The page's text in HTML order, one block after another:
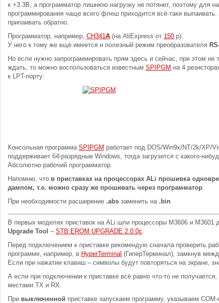
к +3.3В, а программатор лишнюю нагрузку не потянет, поэтому для
программирования чаще всего флеш приходится всё-таки
припаивать обратно.
Программатор, например, CH341A (на AliExpress от 150 р).
У него к тому же ещё имеется и полезный режим преобразователя
Но если нужно запрограммировать прям здесь и сейчас, при этом не
ждать, то можно воспользоваться известным SPIPGM на 4
к LPT-порту:
Консольная программа SPIPGM работает под DOS/Win9x/NT/2k/XP/
поддерживает 64-разрядные Windows, тогда загрузится с какого-
Абсолютно рабочий программатор.
Напомню, что в приставках на процессорах ALi прошивка
дампом, т.е. можно сразу же прошивать через программатор
При необходимости расширение .abs заменить на .bin
В первых моделях приставок на ALi шли процессоры M3606 и M3601
Upgrade Tool – STB EROM UPGRADE 2.0.0с
Перед подключением к приставке рекомендую сначала проверить
программе, например, в HyperTerminal (ГиперТерминал), замкнув
Если при нажатии клавиш – символы будут повторяться на экране,
А если при подключении к приставке всё равно что-то не
местами TX и RX.
При выключенной приставке запускаем программу, указываем